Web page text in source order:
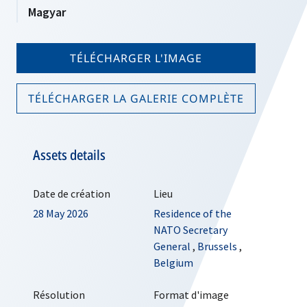
Magyar
TÉLÉCHARGER L'IMAGE
TÉLÉCHARGER LA GALERIE COMPLÈTE
Assets details
Date de création
28 May 2026
Lieu
Residence of the
NATO Secretary
General , Brussels ,
Belgium
Résolution
Format d'image